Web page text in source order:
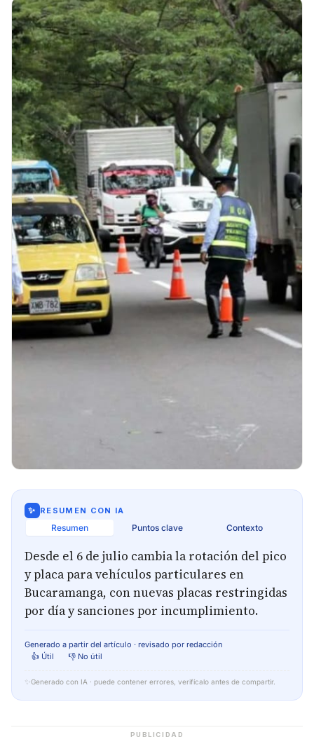
✨ RESUMEN CON IA
Resumen Puntos clave Contexto
Desde el 6 de julio cambia la rotación del pico
y placa para vehículos particulares en
Bucaramanga, con nuevas placas restringidas
por día y sanciones por incumplimiento.
Generado a partir del artículo · revisado por redacción
👍 Útil
👎 No útil
✨ Generado con IA · puede contener errores, verifícalo antes de compartir.
PUBLICIDAD